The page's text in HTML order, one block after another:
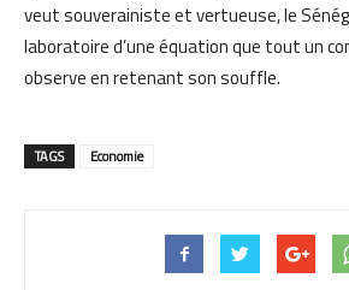
veut souverainiste et vertueuse, le
laboratoire d’une équation que tout un
observe en retenant son souffle.
TAGS Economie